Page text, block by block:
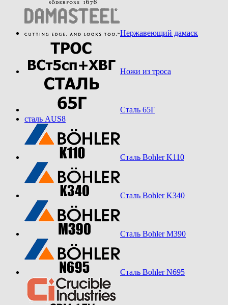
Нержавеющий дамаск
Ножи из троса
Сталь 65Г
сталь AUS8
Сталь Bohler K110
Сталь Bohler K340
Сталь Bohler M390
Сталь Bohler N695